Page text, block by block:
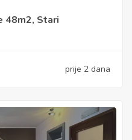
48m2, Stari
prije 2 dana